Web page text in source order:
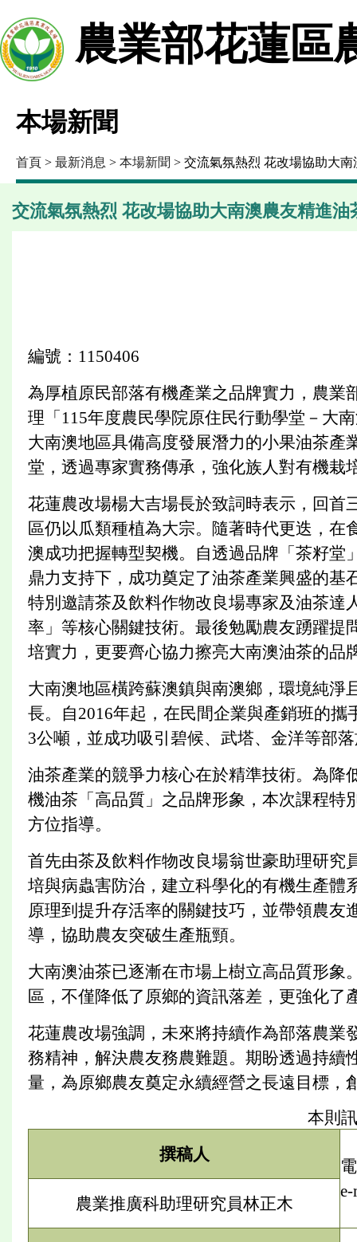
農業部花蓮區
本場新聞
首頁 > 最新消息 > 本場新聞 > 交流氣氛熱烈 花改場協助大
交流氣氛熱烈 花改場協助大南澳農友精進油
編號：1150406
為厚植原民部落有機產業之品牌實力，農業
理「115年度農民學院原住民行動學堂－大
大南澳地區具備高度發展潛力的小果油茶
堂，透過專家實務傳承，強化族人對有機栽
花蓮農改場楊大吉場長於致詞時表示，回首
區仍以瓜類種植為大宗。隨著時代更迭，
澳成功把握轉型契機。自透過品牌「茶籽堂
鼎力支持下，成功奠定了油茶產業興盛的
特別邀請茶及飲料作物改良場專家及油茶達
率」等核心關鍵技術。最後勉勵農友踴躍提
培實力，更要齊心協力擦亮大南澳油茶的品
大南澳地區橫跨蘇澳鎮與南澳鄉，環境純
長。自2016年起，在民間企業與產銷班的
3公噸，並成功吸引碧候、武塔、金洋等部
油茶產業的競爭力核心在於精準技術。為降
機油茶「高品質」之品牌形象，本次課程特
方位指導。
首先由茶及飲料作物改良場翁世豪助理研究
培與病蟲害防治，建立科學化的有機生產體
原理到提升存活率的關鍵技巧，並帶領農
導，協助農友突破生產瓶頸。
大南澳油茶已逐漸在市場上樹立高品質形
區，不僅降低了原鄉的資訊落差，更強化了
花蓮農改場強調，未來將持續作為部落農業
務精神，解決農友務農難題。期盼透過持續
量，為原鄉農友奠定永續經營之長遠目標，
本則
撰稿人
農業推廣科助理研究員林正木